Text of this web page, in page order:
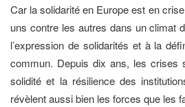
Car la solidarité en Europe est en
uns contre les autres dans un climat
l’expression de solidarités et à la
commun. Depuis dix ans, les crises
solidité et la résilience des
révèlent aussi bien les forces que les